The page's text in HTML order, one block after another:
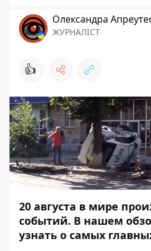
Олександра
ЖУРНАЛІСТ
👍
20 августа в мире
событий. В нашем
узнать о самых